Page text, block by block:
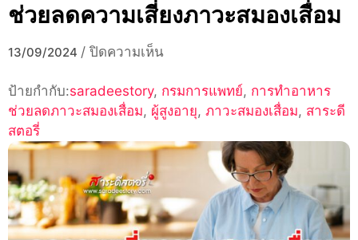
ช่วยลดความเสี่ยงภาวะสมองเสื่อม
13/09/2024 / ปิดความเห็นบน
เผย
กิจกรรม
ทำ
ลด
ความ
ป้ายกำกับ:saradeestory, กรมการแพทย์, การทำอาหาร
ช่วยลดภาวะสมองเสื่อม, ผู้สูงอายุ, ภาวะสมองเสื่อม, สาระดี
สตอรี่